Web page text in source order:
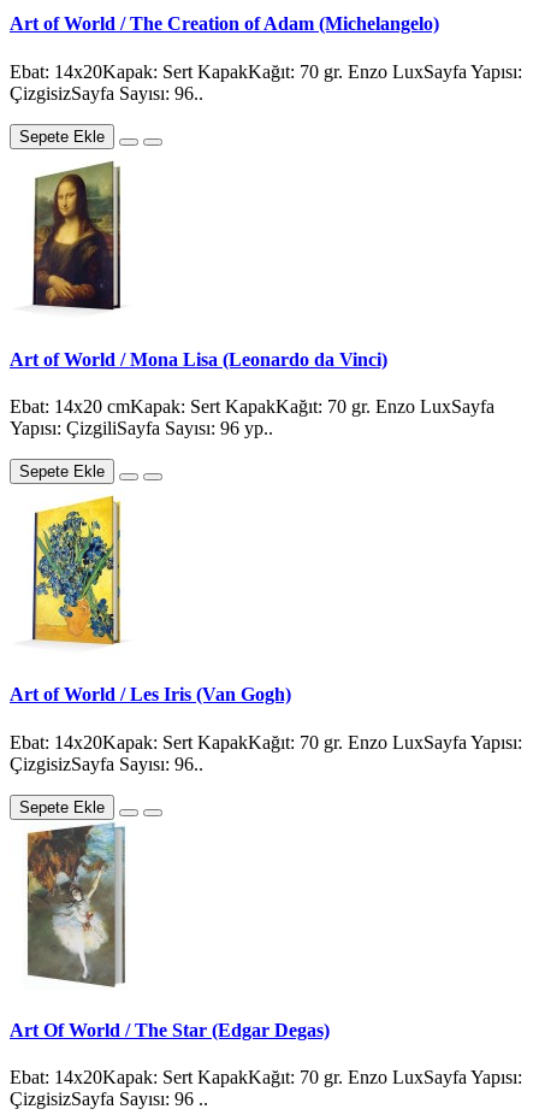
Art of World / The Creation of Adam (Michelangelo)
Ebat: 14x20Kapak: Sert KapakKağıt: 70 gr. Enzo LuxSayfa Yapısı:
ÇizgisizSayfa Sayısı: 96..
Sepete Ekle
Art of World / Mona Lisa (Leonardo da Vinci)
Ebat: 14x20 cmKapak: Sert KapakKağıt: 70 gr. Enzo LuxSayfa
Yapısı: ÇizgiliSayfa Sayısı: 96 yp..
Sepete Ekle
Art of World / Les Iris (Van Gogh)
Ebat: 14x20Kapak: Sert KapakKağıt: 70 gr. Enzo LuxSayfa Yapısı:
ÇizgisizSayfa Sayısı: 96..
Sepete Ekle
Art Of World / The Star (Edgar Degas)
Ebat: 14x20Kapak: Sert KapakKağıt: 70 gr. Enzo LuxSayfa Yapısı:
ÇizgisizSayfa Sayısı: 96 ..